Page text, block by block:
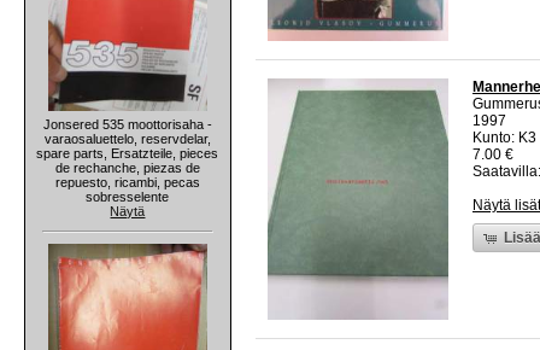
Jonsered 535 moottorisaha -
varaosaluettelo, reservdelar,
spare parts, Ersatzteile, pieces
de rechanche, piezas de
repuesto, ricambi, pecas
sobresselente
Näytä
1997
Kunto:
7.00 €
Näytä